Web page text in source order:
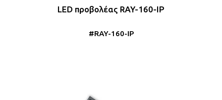
LED προβολέας RAY-160-IP
#RAY-160-IP